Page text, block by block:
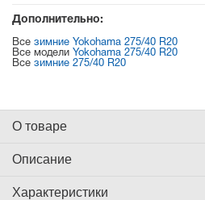
Дополнительно:
Все зимние Yokohama 275/40 R20
Все модели Yokohama 275/40 R20
Все зимние 275/40 R20
О товаре
Описание
Характеристики